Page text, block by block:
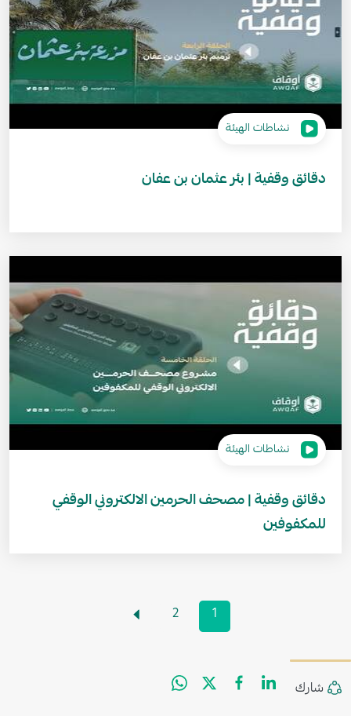
نشاطات الهيئة
دقائق وقفية | بئر عثمان بن عفان
نشاطات الهيئة
دقائق وقفية | مصحف الحرمين الالكتروني الوقفي
للمكفوفين
1
2
Next page
شارك Share
LinkedIn
Facebook
Twitter